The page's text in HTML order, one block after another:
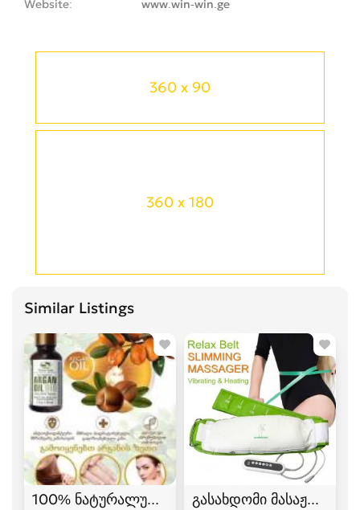
360 x 90
360 x 180
Similar Listings
100% ნატურალური არგანის ზეთი.
გასახდომი მასაჟორი
Website www.win-win.ge